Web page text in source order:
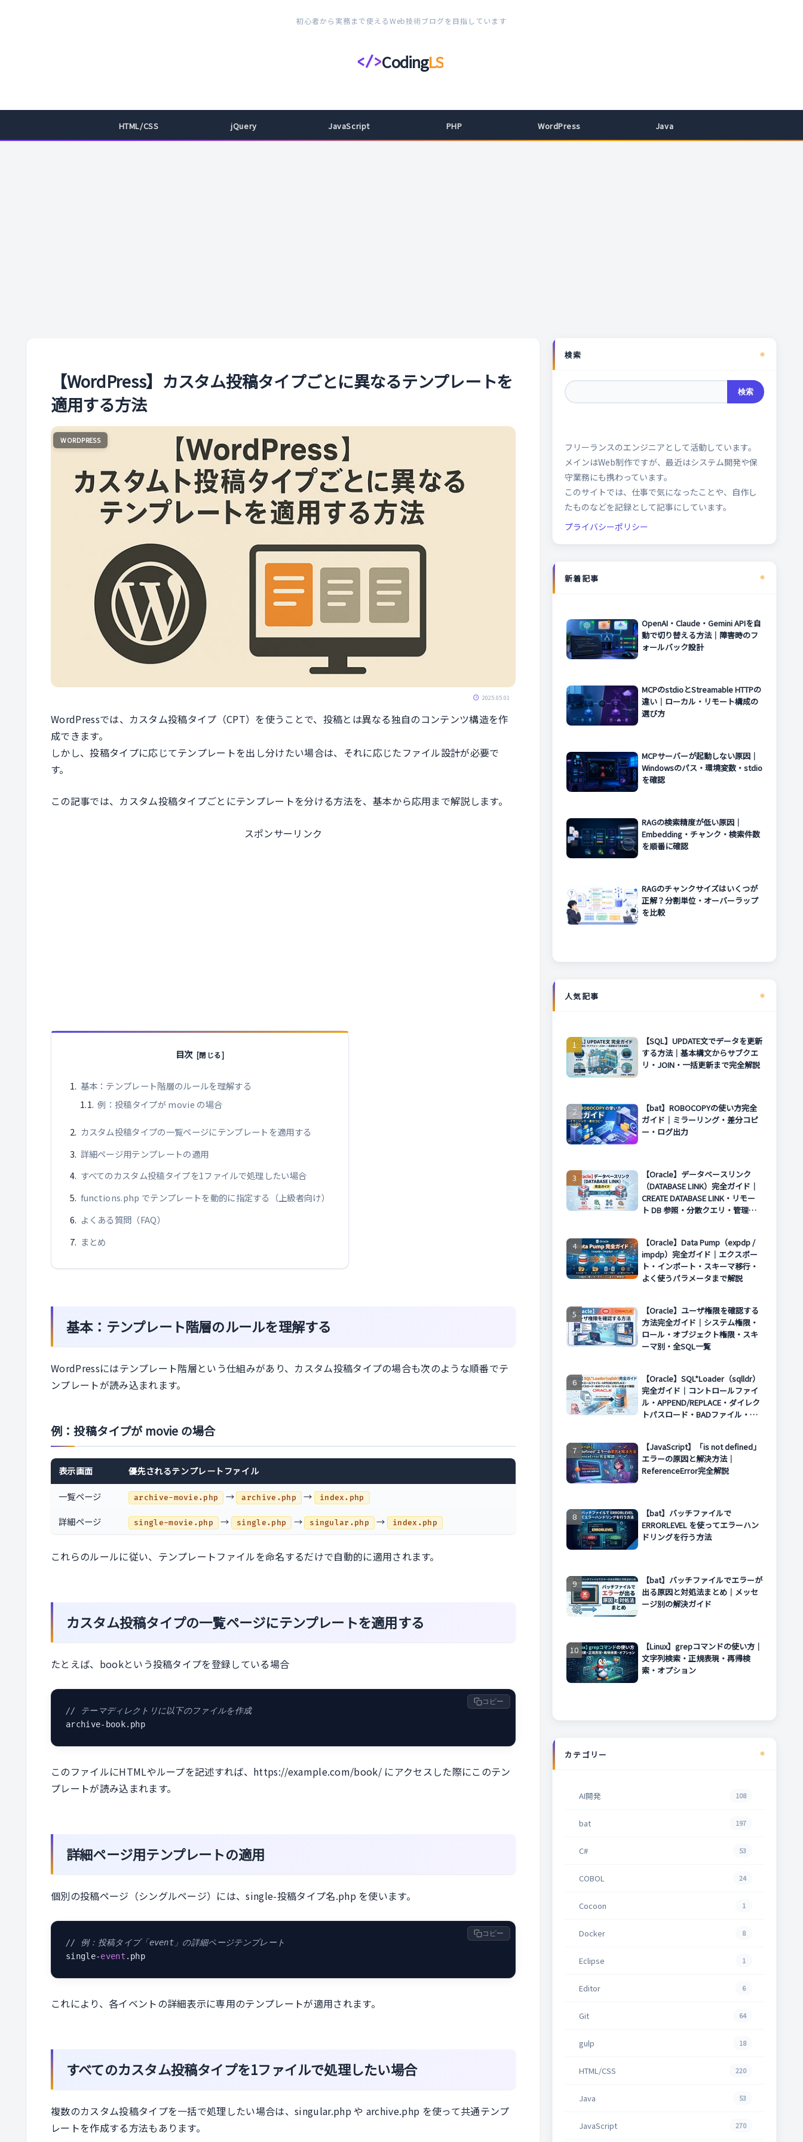
初心者から実務まで使えるWeb技術ブログを目指しています
</>CodingLS
コ
ィ
HTML/CSS jQuery JavaScript PHP WordPress Java
【WordPress】カスタム投稿タイプごとに異なるテンプレートを
適用する方法
WORDPRESS
2025.05.01
WordPressでは、カスタム投稿タイプ（CPT）を使うことで、投稿とは異なる独自のコンテンツ構造を作
成できます。
しかし、投稿タイプに応じてテンプレートを出し分けたい場合は、それに応じたファイル設計が必要で
す。
この記事では、カスタム投稿タイプごとにテンプレートを分ける方法を、基本から応用まで解説します。
スポンサーリンク
目次
基本：テンプレート階層のルールを理解する
例：投稿タイプが movie の場合
カスタム投稿タイプの一覧ページにテンプレートを適用する
詳細ページ用テンプレートの適用
すべてのカスタム投稿タイプを1ファイルで処理したい場合
functions.php でテンプレートを動的に指定する（上級者向け）
よくある質問（FAQ）
まとめ
基本：テンプレート階層のルールを理解する
WordPressにはテンプレート階層という仕組みがあり、カスタム投稿タイプの場合も次のような順番でテ
ンプレートが読み込まれます。
例：投稿タイプが movie の場合
表示画面 優先されるテンプレートファイル
一覧ページ archive-movie.php → archive.php → index.php
詳細ページ single-movie.php → single.php → singular.php → index.php
これらのルールに従い、テンプレートファイルを命名するだけで自動的に適用されます。
カスタム投稿タイプの一覧ページにテンプレートを適用する
たとえば、bookという投稿タイプを登録している場合
// テーマディレクトリに以下のファイルを作成
archive-book.php
コピー
このファイルにHTMLやループを記述すれば、https://example.com/book/ にアクセスした際にこのテン
プレートが読み込まれます。
詳細ページ用テンプレートの適用
個別の投稿ページ（シングルページ）には、single-投稿タイプ名.php を使います。
// 例：投稿タイプ「event」の詳細ページテンプレート
single-event .php
コピー
これにより、各イベントの詳細表示に専用のテンプレートが適用されます。
すべてのカスタム投稿タイプを1ファイルで処理したい場合
複数のカスタム投稿タイプを一括で処理したい場合は、singular.php や archive.php を使って共通テンプ
レートを作成する方法もあります。
検索
検索
フリーランスのエンジニアとして活動しています。
メインはWeb制作ですが、最近はシステム開発や保
守業務にも携わっています。
このサイトでは、仕事で気になったことや、自作し
たものなどを記録として記事にしています。
プライバシーポリシー
新着記事
OpenAI・Claude・Gemini APIを自
動で切り替える方法｜障害時のフ
ォールバック設計
MCPのstdioとStreamable HTTPの
違い｜ローカル・リモート構成の
選び方
MCPサーバーが起動しない原因｜
Windowsのパス・環境変数・stdio
を確認
RAGの検索精度が低い原因｜
Embedding・チャンク・検索件数
を順番に確認
RAGのチャンクサイズはいくつが
正解？分割単位・オーバーラップ
を比較
人気記事
【SQL】UPDATE文でデータを更新
する方法｜基本構文からサブクエ
リ・JOIN・一括更新まで完全解説
【bat】ROBOCOPYの使い方完全
ガイド｜ミラーリング・差分コピ
ー・ログ出力
【Oracle】データベースリンク
（DATABASE LINK）完全ガイド｜
CREATE DATABASE LINK・リモー
ト DB 参照・分散クエリ・管理方
【Oracle】Data Pump（expdp /
impdp）完全ガイド｜エクスポー
ト・インポート・スキーマ移行・
よく使うパラメータまで解説
【Oracle】ユーザ権限を確認する
方法完全ガイド｜システム権限・
ロール・オブジェクト権限・スキ
ーマ別・全SQL一覧
【Oracle】SQL*Loader（sqlldr）
完全ガイド｜コントロールファイ
ル・APPEND/REPLACE・ダイレク
トパスロード・BADファイル・エ
【JavaScript】「is not defined」
エラーの原因と解決方法｜
ReferenceError完全解説
【bat】バッチファイルで
ERRORLEVEL を使ってエラーハン
ドリングを行う方法
【bat】バッチファイルでエラーが
出る原因と対処法まとめ｜メッセ
ージ別の解決ガイド
【Linux】grepコマンドの使い方｜
文字列検索・正規表現・再帰検
索・オプション
カテゴリー
AI開発 108
bat 197
C# 53
COBOL 24
Cocoon 1
Docker 8
Eclipse 1
Editor 6
Git 64
gulp 18
HTML/CSS 220
Java 53
JavaScript 270